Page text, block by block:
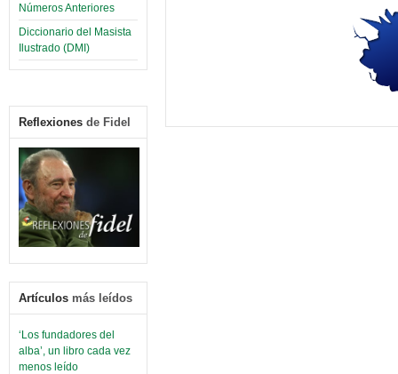
Números Anteriores
Diccionario del Masista
Ilustrado (DMI)
Reflexiones de Fidel
Artículos más leídos
‘Los fundadores del
alba’, un libro cada vez
menos leído